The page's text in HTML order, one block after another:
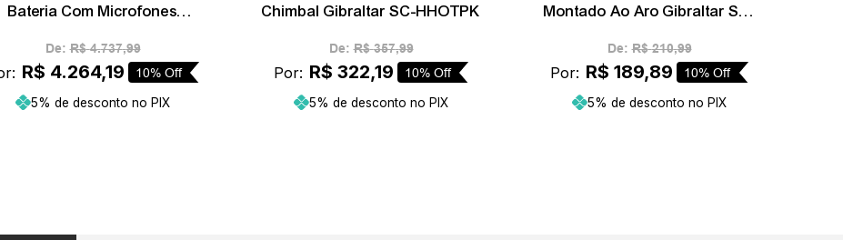
Bateria Com Microfones
De: R$ 4.737,99
R$ 4.264,19 10%Off
5% de desconto no PIX
Chimbal Gibraltar SC-HHOTPK
De: R$ 357,99
Por: R$ 322,19 10%Off
5% de desconto no PIX
Montado Ao Aro Gibraltar SC-
De: R$ 210,99
Por: R$ 189,89 10% Off
5% de desconto no PIX